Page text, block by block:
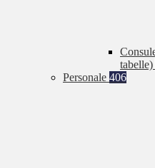
tabelle)
Personale 406